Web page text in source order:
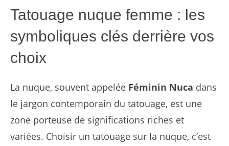
Tatouage nuque femme : les
symboliques clés derrière vos
choix
La nuque, souvent appelée Féminin Nuca dans
le jargon contemporain du tatouage, est une
zone porteuse de significations riches et
variées. Choisir un tatouage sur la nuque, c’est